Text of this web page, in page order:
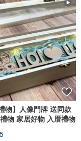
物】人像門牌 送同款
物 家居好物 入厝禮物